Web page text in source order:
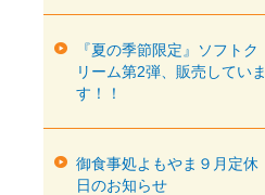
『夏の季節限定』ソフトク
リーム第2弾、販売していま
す！！
御食事処よもやま９月定休
日のお知らせ